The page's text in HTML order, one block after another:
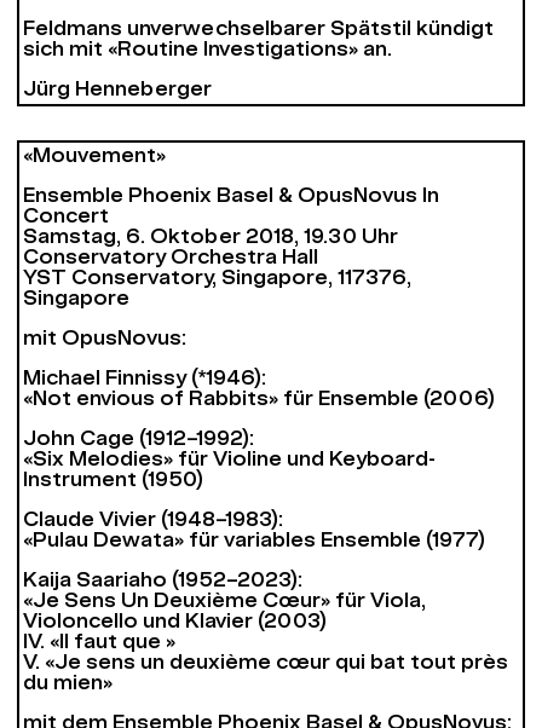
Feldmans unverwechselbarer Spätstil kündigt
sich mit «Routine Investigations» an.
Jürg Henneberger
«Mouvement»
Ensemble Phoenix Basel & OpusNovus In
Concert
Samstag, 6. Oktober 2018, 19.30 Uhr
Conservatory Orchestra Hall
YST Conservatory, Singapore, 117376,
Singapore
mit OpusNovus:
Michael Finnissy (*1946):
«Not envious of Rabbits» für Ensemble (2006)
John Cage (1912–1992):
«Six Melodies» für Violine und Keyboard-
Instrument (1950)
Claude Vivier (1948–1983):
«Pulau Dewata» für variables Ensemble (1977)
Kaija Saariaho (1952–2023):
«Je Sens Un Deuxième Cœur» für Viola,
Violoncello und Klavier (2003)
IV. «Il faut que »
V. «Je sens un deuxième cœur qui bat tout près
du mien»
mit dem Ensemble Phoenix Basel & OpusNovus: